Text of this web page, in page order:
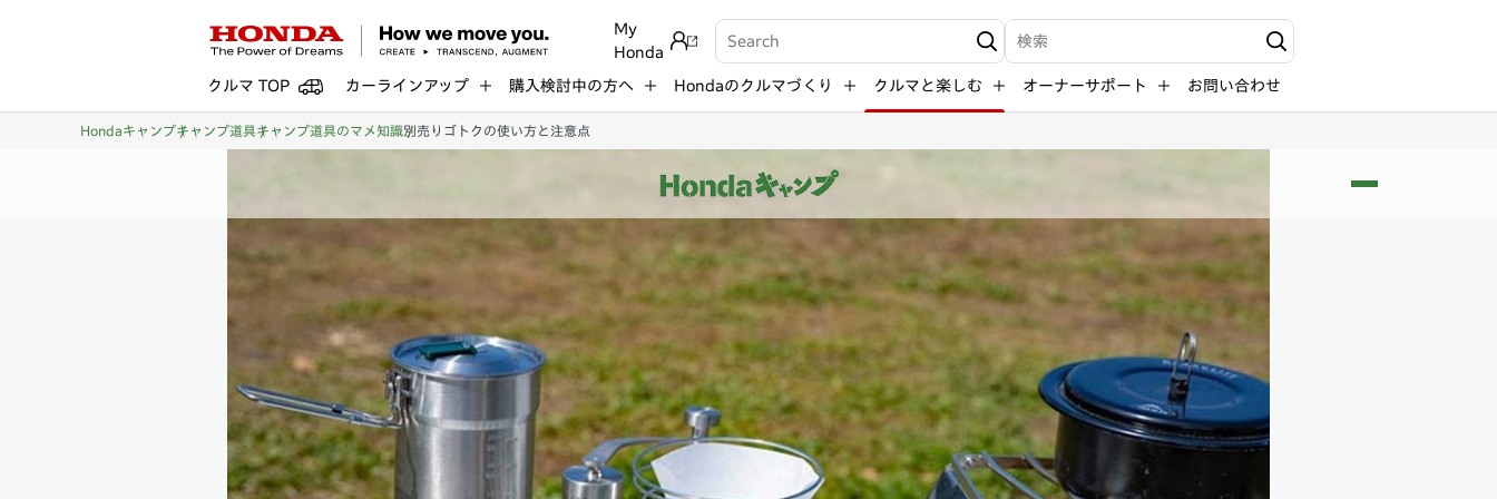
My
Honda
Write your search query here Write your search query here
クルマ TOP カーラインアップ 購入検討中の方へ Hondaのクルマづくり クルマと楽しむ オーナーサポート お問い合わせ
Hondaキャンプキャンプ道具キャンプ道具のマメ知識別売りゴトクの使い方と注意点